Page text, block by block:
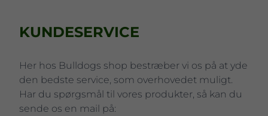
KUNDESERVICE
Her hos Bulldogs shop bestræber vi os på at yde
den bedste service, som overhovedet muligt.
Har du spørgsmål til vores produkter, så kan du
sende os en mail på: